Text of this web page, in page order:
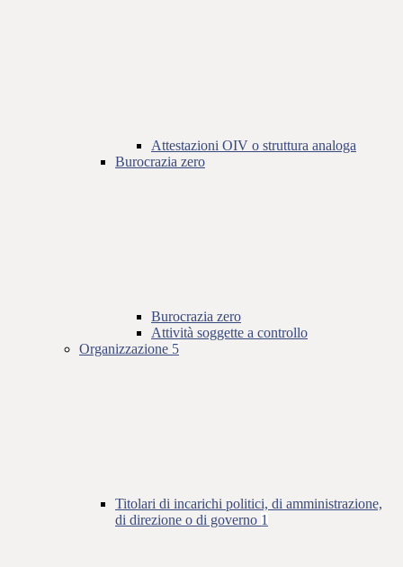
Attestazioni OIV o struttura analoga
Burocrazia zero
Burocrazia zero
Attività soggette a controllo
Organizzazione 5
Titolari di incarichi politici, di amministrazione,
di direzione o di governo 1